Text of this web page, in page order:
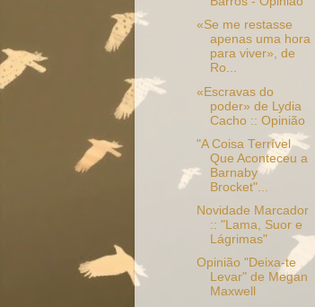
«Se me restasse
apenas uma hora
para viver», de
Ro...
«Escravas do
poder» de Lydia
Cacho :: Opinião
"A Coisa Terrível
Que Aconteceu a
Barnaby
Brocket"...
Novidade Marcador
:: "Lama, Suor e
Lágrimas"
Opinião "Deixa-te
Levar" de Megan
Maxwell